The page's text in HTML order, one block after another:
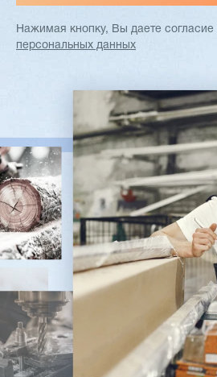
Нажимая кнопку, Вы даете согласие
персональных данных